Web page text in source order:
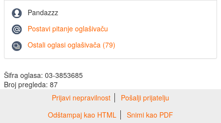
Pandazzz
Postavi pitanje oglašivaču
Ostali oglasi oglašivača (79)
Šifra oglasa: 03-3853685
Broj pregleda: 87
Prijavi nepravilnost
Pošalji prijatelju
Odštampaj kao HTML
Snimi kao PDF